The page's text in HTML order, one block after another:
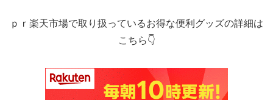
ｐｒ楽天市場で取り扱っているお得な便利グッズの詳細は
こちら👇